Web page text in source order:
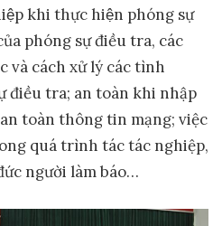
khi thực hiện phóng sự
phóng sự điều tra, các
và cách xử lý các tình
điều tra; an toàn khi nhập
toàn thông tin mạng; việc
quá trình tác tác nghiệp,
người làm báo…